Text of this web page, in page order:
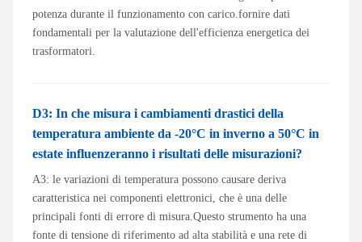
potenza durante il funzionamento con carico.fornire dati
fondamentali per la valutazione dell'efficienza energetica dei
trasformatori.
D3: In che misura i cambiamenti drastici della
temperatura ambiente da -20°C in inverno a 50°C in
estate influenzeranno i risultati delle misurazioni?
A3: le variazioni di temperatura possono causare deriva
caratteristica nei componenti elettronici, che è una delle
principali fonti di errore di misura.Questo strumento ha una
fonte di tensione di riferimento ad alta stabilità e una rete di